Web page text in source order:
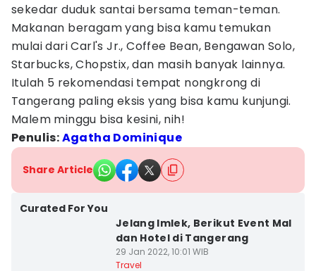
sekedar duduk santai bersama teman-teman.
Makanan beragam yang bisa kamu temukan
mulai dari Carl's Jr., Coffee Bean, Bengawan Solo,
Starbucks, Chopstix, dan masih banyak lainnya.
Itulah 5 rekomendasi tempat nongkrong di
Tangerang paling eksis yang bisa kamu kunjungi.
Malem minggu bisa kesini, nih!
Penulis:Agatha Dominique
Share Article
Curated For You
Jelang Imlek, Berikut Event Mal
dan Hotel di Tangerang
29 Jan 2022, 10:01 WIB
Travel